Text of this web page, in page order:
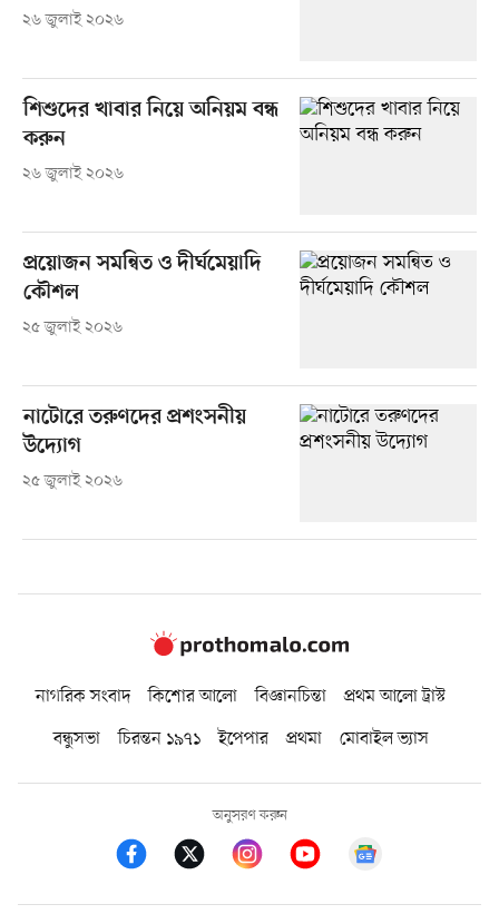
২৬ জুলাই ২০২৬
শিশুদের খাবার নিয়ে অনিয়ম বন্ধ
করুন
২৬ জুলাই ২০২৬
প্রয়োজন সমন্বিত ও দীর্ঘমেয়াদি
কৌশল
২৫ জুলাই ২০২৬
নাটোরে তরুণদের প্রশংসনীয়
উদ্যোগ
২৫ জুলাই ২০২৬
নাগরিক সংবাদ কিশোর আলো বিজ্ঞানচিন্তা
প্রথম আলো ট্রাস্ট
বন্ধুসভা
চিরন্তন ১৯৭১ ইপেপার প্রথমা মোবাইল ভ্যাস
অনুসরণ করুন